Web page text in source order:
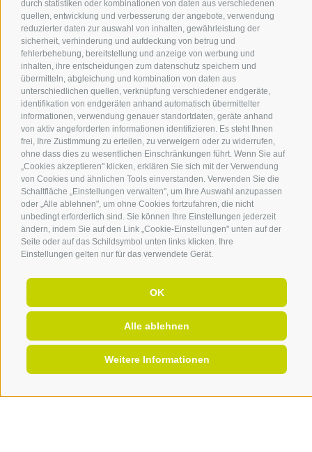
durch statistiken oder kombinationen von daten aus verschiedenen
quellen, entwicklung und verbesserung der angebote, verwendung
reduzierter daten zur auswahl von inhalten, gewährleistung der
sicherheit, verhinderung und aufdeckung von betrug und
fehlerbehebung, bereitstellung und anzeige von werbung und
inhalten, ihre entscheidungen zum datenschutz speichern und
übermitteln, abgleichung und kombination von daten aus
unterschiedlichen quellen, verknüpfung verschiedener endgeräte,
identifikation von endgeräten anhand automatisch übermittelter
informationen, verwendung genauer standortdaten, geräte anhand
von aktiv angeforderten informationen identifizieren. Es steht Ihnen
frei, Ihre Zustimmung zu erteilen, zu verweigern oder zu widerrufen,
ohne dass dies zu wesentlichen Einschränkungen führt. Wenn Sie auf
„Cookies akzeptieren" klicken, erklären Sie sich mit der Verwendung
von Cookies und ähnlichen Tools einverstanden. Verwenden Sie die
Schaltfläche „Einstellungen verwalten", um Ihre Auswahl anzupassen
oder „Alle ablehnen", um ohne Cookies fortzufahren, die nicht
unbedingt erforderlich sind. Sie können Ihre Einstellungen jederzeit
ändern, indem Sie auf den Link „Cookie-Einstellungen" unten auf der
Seite oder auf das Schildsymbol unten links klicken. Ihre
Einstellungen gelten nur für das verwendete Gerät.
OK
Alle ablehnen
Weitere Informationen
ZIMMERAUSSTATTUNG